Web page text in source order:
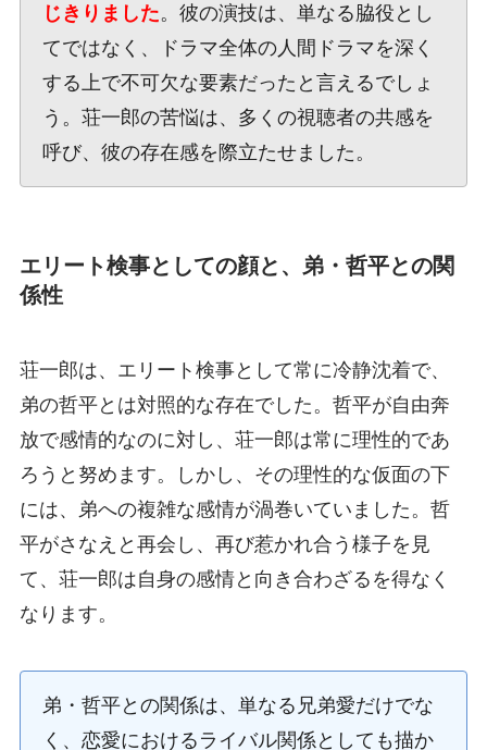
じきりました。彼の演技は、単なる脇役とし
てではなく、ドラマ全体の人間ドラマを深く
する上で不可欠な要素だったと言えるでしょ
う。荘一郎の苦悩は、多くの視聴者の共感を
呼び、彼の存在感を際立たせました。
エリート検事としての顔と、弟・哲平との関
係性
荘一郎は、エリート検事として常に冷静沈着で、
弟の哲平とは対照的な存在でした。哲平が自由奔
放で感情的なのに対し、荘一郎は常に理性的であ
ろうと努めます。しかし、その理性的な仮面の下
には、弟への複雑な感情が渦巻いていました。哲
平がさなえと再会し、再び惹かれ合う様子を見
て、荘一郎は自身の感情と向き合わざるを得なく
なります。
弟・哲平との関係は、単なる兄弟愛だけでな
く、恋愛におけるライバル関係としても描か